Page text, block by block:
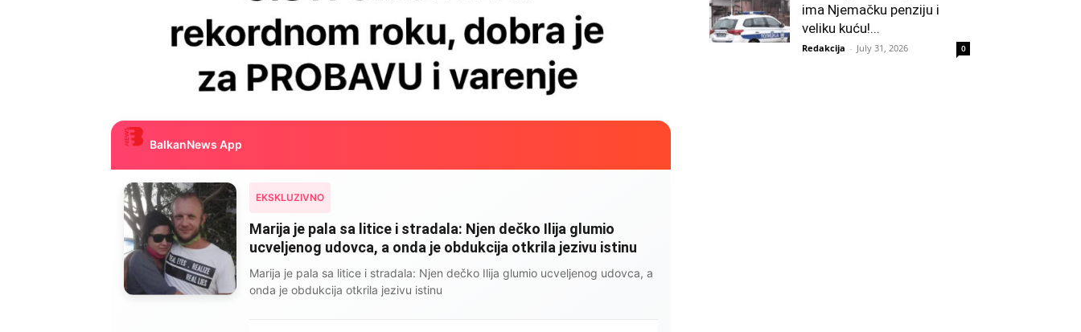
BalkanNews App
EKSKLUZIVNO
Marija je pala sa litice i stradala: Njen dečko Ilija glumio
ucveljenog udovca, a onda je obdukcija otkrila jezivu istinu
Marija je pala sa litice i stradala: Njen dečko Ilija glumio ucveljenog udovca, a
onda je obdukcija otkrila jezivu istinu
ima Njemačku penziju i
veliku kuću!...
Redakcija - July 31, 2026 0